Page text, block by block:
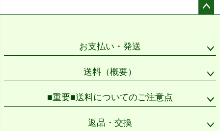
お支払い・発送
送料（概要）
■重要■送料についてのご注意点
返品・交換